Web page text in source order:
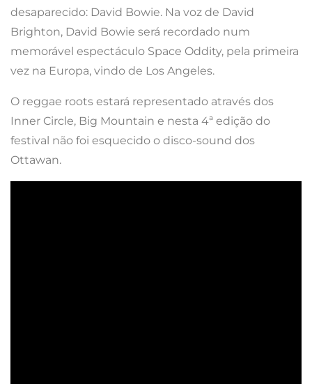
desaparecido: David Bowie. Na voz de David
Brighton, David Bowie será recordado num
memorável espectáculo Space Oddity, pela primeira
vez na Europa, vindo de Los Angeles.
O reggae roots estará representado através dos
Inner Circle, Big Mountain e nesta 4ª edição do
festival não foi esquecido o disco-sound dos
Ottawan.